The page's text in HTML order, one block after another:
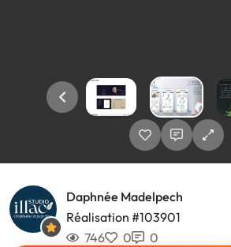
Daphnée Madelpech
Réalisation #103901
746
0
0